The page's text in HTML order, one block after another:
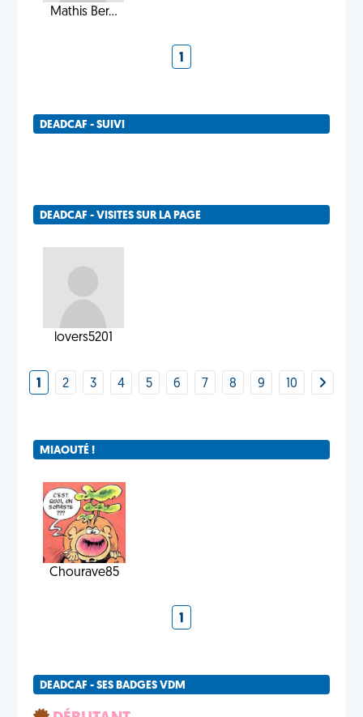
Mathis Ber...
1
DEADCAF - SUIVI
DEADCAF - VISITES SUR LA PAGE
lovers5201
1 2 3 4 5 6 7 8 9 10
MIAOUTÉ !
Chourave85
1
DEADCAF - SES BADGES VDM